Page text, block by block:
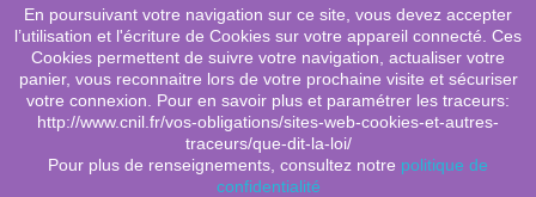
shopping_cart (0)

search
Menu
En poursuivant votre navigation sur ce site, vous devez accepter
l’utilisation et l'écriture de Cookies sur votre appareil connecté. Ces
Cookies permettent de suivre votre navigation, actualiser votre
panier, vous reconnaitre lors de votre prochaine visite et sécuriser
votre connexion. Pour en savoir plus et paramétrer les traceurs:
http://www.cnil.fr/vos-obligations/sites-web-cookies-et-autres-
traceurs/que-dit-la-loi/
Pour plus de renseignements, consultez notre politique de
confidentialité